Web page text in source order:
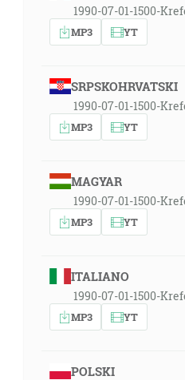
1990-07-01-1500-
MP3 YT
SRPSKOHRVATSKI
1990-07-01-1500-
MP3 YT
MAGYAR
1990-07-01-1500-
MP3 YT
ITALIANO
1990-07-01-1500-
MP3 YT
POLSKI